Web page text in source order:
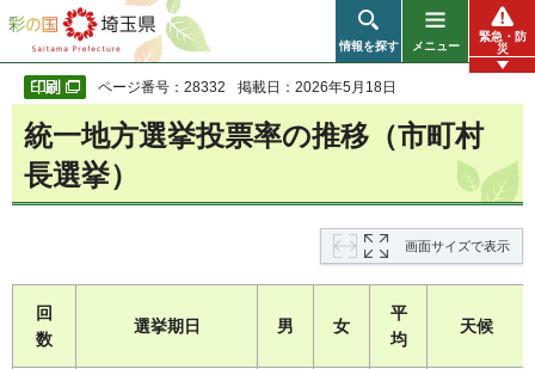
彩の国 埼玉県
情報を探す メニュー
緊急・防
災
ページ番号：28332 掲載日：2026年5月18日
統一地方選挙投票率の推移（市町村
長選挙）
画面サイズで表示
回
数
選挙期日 男 女
平
均
天候